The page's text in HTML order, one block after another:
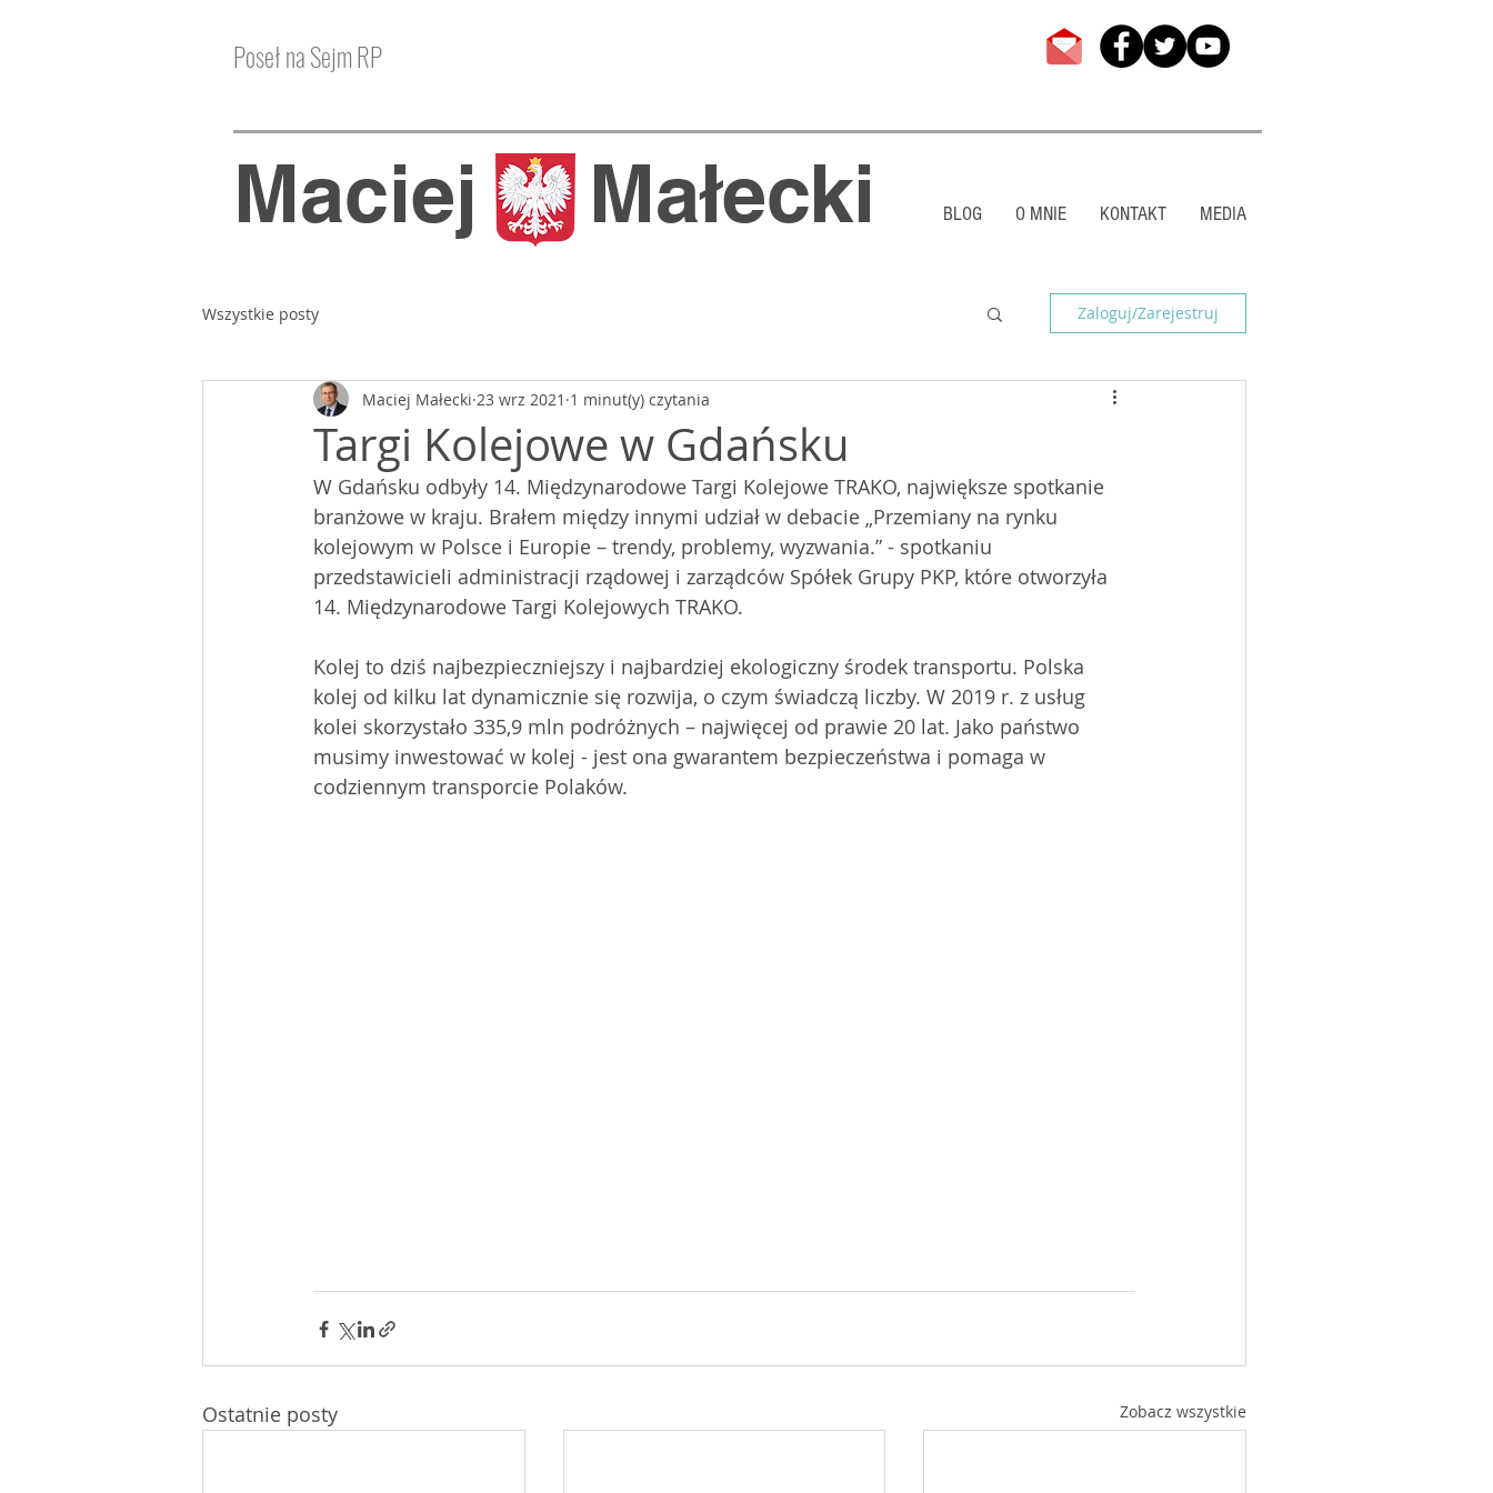
Maciej Małecki
Poseł na Sejm RP
BLOG O MNIE KONTAKT MEDIA
Wszystkie posty Zaloguj/Zarejestruj
Targi Kolejowe w Gdańsku
Maciej Małecki 23 wrz 2021 1 minut(y) czytania
W Gdańsku odbyły 14. Międzynarodowe Targi Kolejowe TRAKO, największe spotkanie
branżowe w kraju. Brałem między innymi udział w debacie „Przemiany na rynku
kolejowym w Polsce i Europie – trendy, problemy, wyzwania.” - spotkaniu
przedstawicieli administracji rządowej i zarządców Spółek Grupy PKP, które otworzyła
14. Międzynarodowe Targi Kolejowych TRAKO.
Kolej to dziś najbezpieczniejszy i najbardziej ekologiczny środek transportu. Polska
kolej od kilku lat dynamicznie się rozwija, o czym świadczą liczby. W 2019 r. z usług
kolei skorzystało 335,9 mln podróżnych – najwięcej od prawie 20 lat. Jako państwo
musimy inwestować w kolej - jest ona gwarantem bezpieczeństwa i pomaga w
codziennym transporcie Polaków.
Ostatnie posty Zobacz wszystkie